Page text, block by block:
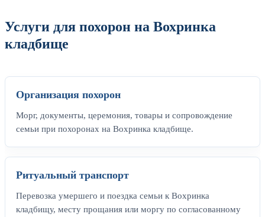
Услуги для похорон на Вохринка
кладбище
Организация похорон
Морг, документы, церемония, товары и сопровождение
семьи при похоронах на Вохринка кладбище.
Ритуальный транспорт
Перевозка умершего и поездка семьи к Вохринка
кладбищу, месту прощания или моргу по согласованному